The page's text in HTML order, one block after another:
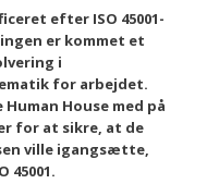
efter ISO 45001-
er kommet et
i
for arbejdet.
House med på
for at sikre, at de
ville igangsætte,
45001.